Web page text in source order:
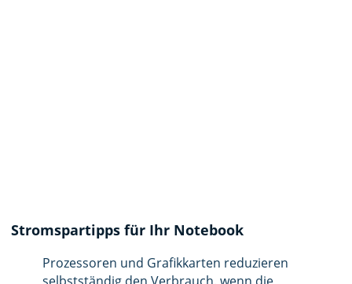
Stromspartipps für Ihr Notebook
Prozessoren und Grafikkarten reduzieren